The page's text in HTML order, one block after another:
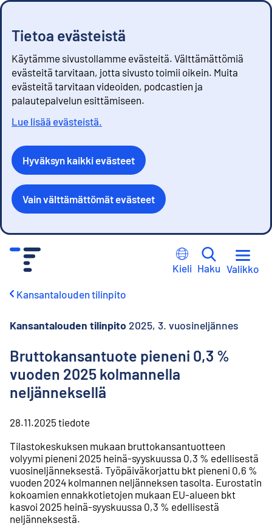
Tietoa evästeistä
Käytämme sivustollamme evästeitä. Välttämättömiä
evästeitä tarvitaan, jotta sivusto toimii oikein. Muita
evästeitä tarvitaan videoiden, podcastien ja
palautepalvelun esittämiseen.
Lue lisää evästeistä.
Hyväksyn kaikki evästeet
Vain välttämättömät evästeet
Kieli Haku Valikko
Kansantalouden tilinpito
Kansantalouden tilinpito 2025, 3. vuosineljännes
Bruttokansantuote pieneni 0,3 %
vuoden 2025 kolmannella
neljänneksellä
28.11.2025 tiedote
Tilastokeskuksen mukaan bruttokansantuotteen
volyymi pieneni 2025 heinä-syyskuussa 0,3 % edellisestä
vuosineljänneksestä. Työpäiväkorjattu bkt pieneni 0,6 %
vuoden 2024 kolmannen neljänneksen tasolta. Eurostatin
kokoamien ennakkotietojen mukaan EU-alueen bkt
kasvoi 2025 heinä-syyskuussa 0,3 % edellisestä
neljänneksestä.